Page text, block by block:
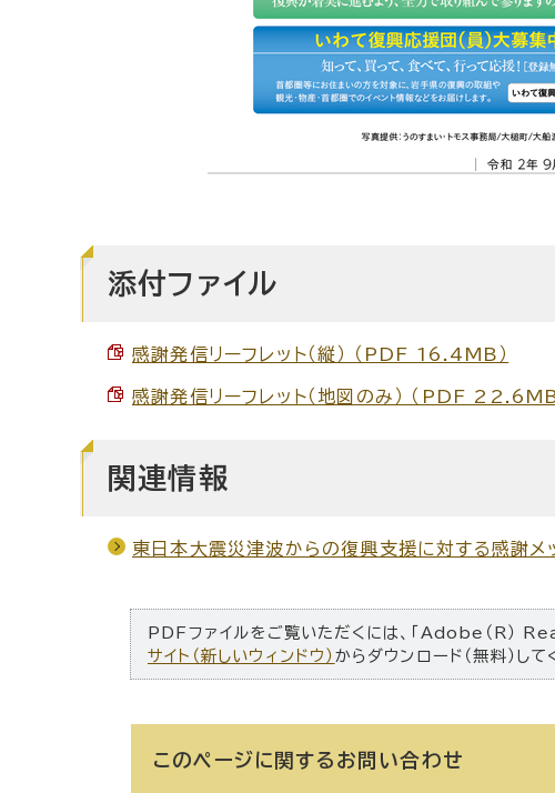
添付ファイル
感謝発信リーフレット（縦） （PDF 16.4MB）
感謝発信リーフレット（地図のみ） （PDF 22.6MB
関連情報
東日本大震災津波からの復興支援に対する感謝メ
PDFファイルをご覧いただくには、「Adobe（R）
サイト（新しいウィンドウ） からダウンロード（無料）して
このページに関する お問い合わせ